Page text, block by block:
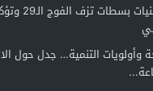
كلية العلوم
وأولويات التنمية… جدل حول